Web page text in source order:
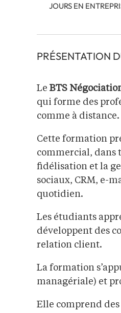
JOURS EN
PRÉSENTATION
Le BTS
qui forme des
comme à distance.
Cette formation
commercial, dans
fidélisation et la
sociaux, CRM, e-
quotidien.
Les étudiants
développent des
relation client.
La formation
managériale) et
Elle comprend